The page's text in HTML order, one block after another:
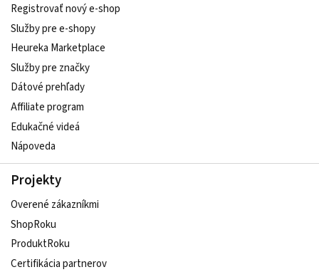
Registrovať nový e-shop
Služby pre e‑shopy
Heureka Marketplace
Služby pre značky
Dátové prehľady
Affiliate program
Edukačné videá
Nápoveda
Projekty
Overené zákazníkmi
ShopRoku
ProduktRoku
Certifikácia partnerov